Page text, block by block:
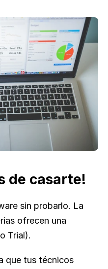
de casarte!
sin probarlo. La
Trial).
que tus técnicos